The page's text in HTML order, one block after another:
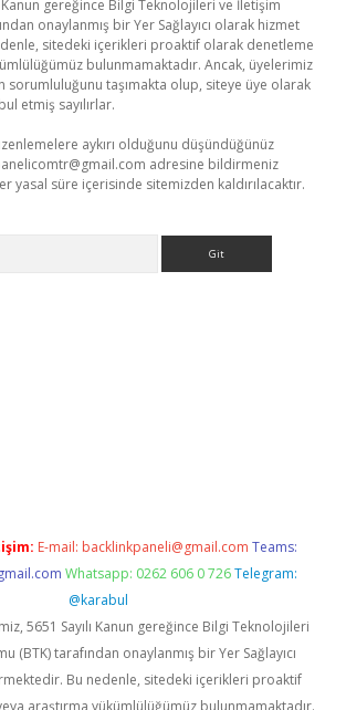
Kanun gereğince Bilgi Teknolojileri ve İletişim
onaylanmış bir Yer Sağlayıcı olarak hizmet
sitedeki içerikleri proaktif olarak denetleme
bulunmamaktadır. Ancak, üyelerimiz
sorumluluğunu taşımakta olup, siteye üye olarak
etmiş sayılırlar.
aykırı olduğunu düşündüğünüz
adresine bildirmeniz
yasal süre içerisinde sitemizden kaldırılacaktır.
E-mail: backlinkpaneli@gmail.com Teams:
Whatsapp: 0262 606 0 726 Telegram:
@karabul
5651 Sayılı Kanun gereğince Bilgi Teknolojileri
(BTK) tarafından onaylanmış bir Yer Sağlayıcı
Bu nedenle, sitedeki içerikleri proaktif
araştırma yükümlülüğümüz bulunmamaktadır.